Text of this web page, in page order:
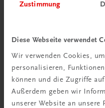
Zustimmung
Diese Webseite verwendet
Wir verwenden Cookies,
personalisieren,
können und die Zugriffe
Außerdem geben wir
unserer Website an unsere
Rabattcode erhalten
Newsletter
&